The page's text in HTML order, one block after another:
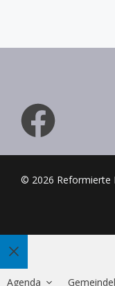
© 2026 Reformierte
Schliessen
Agenda